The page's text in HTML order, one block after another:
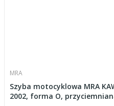
MRA
Szyba motocyklowa MRA
2002, forma O,